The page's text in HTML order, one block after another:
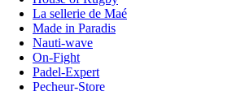
La sellerie de Maé
Made in Paradis
Nauti-wave
On-Fight
Padel-Expert
Pecheur-Store